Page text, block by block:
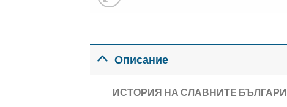
Описание
ИСТОРИЯ НА СЛАВНИТЕ БЪЛГАРИ